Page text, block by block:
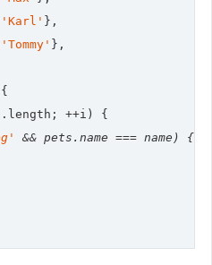
'Karl' },
'Tommy' },
++i) {
&& pets .name === name) {